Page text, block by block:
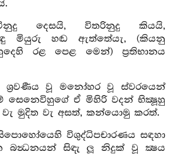
දෙසයි, විතරිනුදු කියයි,
මියුරු හඬ ඇත්තේයැ, (කියනු
රළ පෙළ මෙන්) ප්‍රතිභානය
ශ්‍රවණීය වූ මනෝහර වූ ස්වරයෙන්
සෙනෙවිහුගේ ඒ මිහිරි වදන් භික්‍ෂූහු
මුදිත වැ අසත්, කන්යොමු කරත්.
විශුද්ධිපචාරණය සඳහා
බන්‍ධනයන් සිඳැ ලූ නිදුක් වූ ක්‍ෂය